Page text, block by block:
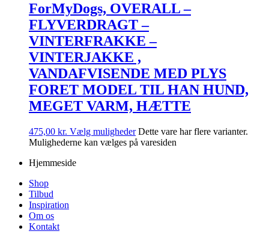
ForMyDogs, OVERALL –
FLYVERDRAGT –
VINTERFRAKKE –
VINTERJAKKE ,
VANDAFVISENDE MED PLYS
FORET MODEL TIL HAN HUND,
MEGET VARM, HÆTTE
475,00 kr. Vælg muligheder Dette vare har flere varianter.
Mulighederne kan vælges på varesiden
Hjemmeside
Shop
Tilbud
Inspiration
Om os
Kontakt